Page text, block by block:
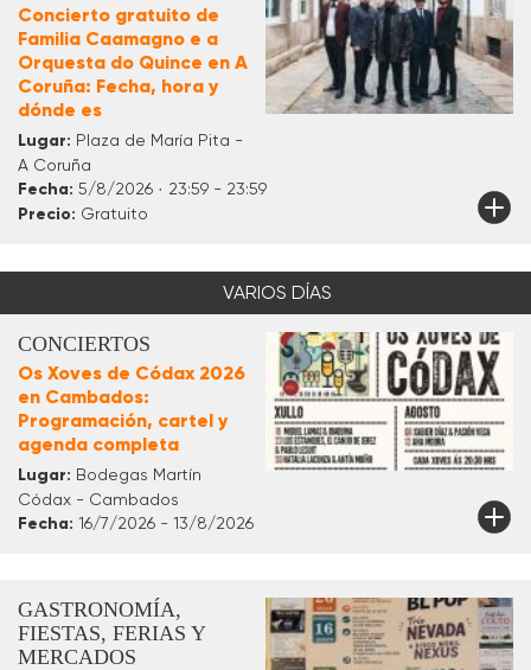
Concierto gratuito de
Familia Caamagno e a
Orquesta do Quince en A
Coruña: Fecha, hora y
dónde es
Lugar: Plaza de María Pita -
A Coruña
Fecha: 5/8/2026 · 23:59 - 23:59
Precio: Gratuito
VARIOS DÍAS
CONCIERTOS
Os Xoves de Códax 2026
en Cambados:
Programación, cartel y
agenda completa
Lugar: Bodegas Martín
Códax - Cambados
Fecha: 16/7/2026 - 13/8/2026
GASTRONOMÍA,
FIESTAS, FERIAS Y
MERCADOS